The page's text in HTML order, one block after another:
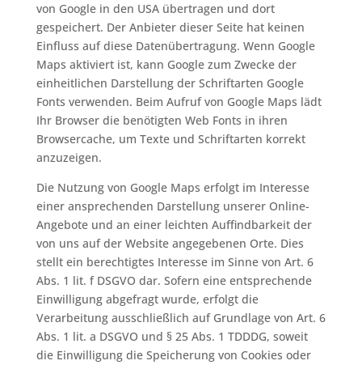
von Google in den USA übertragen und dort
gespeichert. Der Anbieter dieser Seite hat keinen
Einfluss auf diese Datenübertragung. Wenn Google
Maps aktiviert ist, kann Google zum Zwecke der
einheitlichen Darstellung der Schriftarten Google
Fonts verwenden. Beim Aufruf von Google Maps lädt
Ihr Browser die benötigten Web Fonts in ihren
Browsercache, um Texte und Schriftarten korrekt
anzuzeigen.
Die Nutzung von Google Maps erfolgt im Interesse
einer ansprechenden Darstellung unserer Online-
Angebote und an einer leichten Auffindbarkeit der
von uns auf der Website angegebenen Orte. Dies
stellt ein berechtigtes Interesse im Sinne von Art. 6
Abs. 1 lit. f DSGVO dar. Sofern eine entsprechende
Einwilligung abgefragt wurde, erfolgt die
Verarbeitung ausschließlich auf Grundlage von Art. 6
Abs. 1 lit. a DSGVO und § 25 Abs. 1 TDDDG, soweit
die Einwilligung die Speicherung von Cookies oder